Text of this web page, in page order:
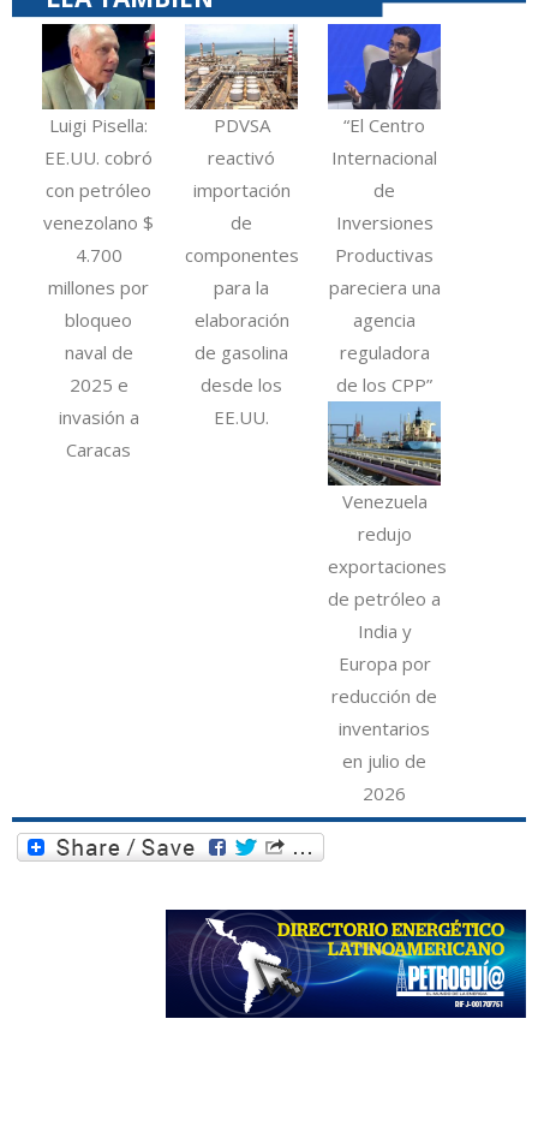
Luigi Pisella:
EE.UU. cobró
con petróleo
venezolano $
4.700
millones por
bloqueo
naval de
2025 e
invasión a
Caracas
PDVSA
reactivó
importación
de
componentes
para la
elaboración
de gasolina
desde los
EE.UU.
“El Centro
Internacional
de
Inversiones
Productivas
pareciera una
agencia
reguladora
de los CPP”
Venezuela
redujo
exportaciones
de petróleo a
India y
Europa por
reducción de
inventarios
en julio de
2026